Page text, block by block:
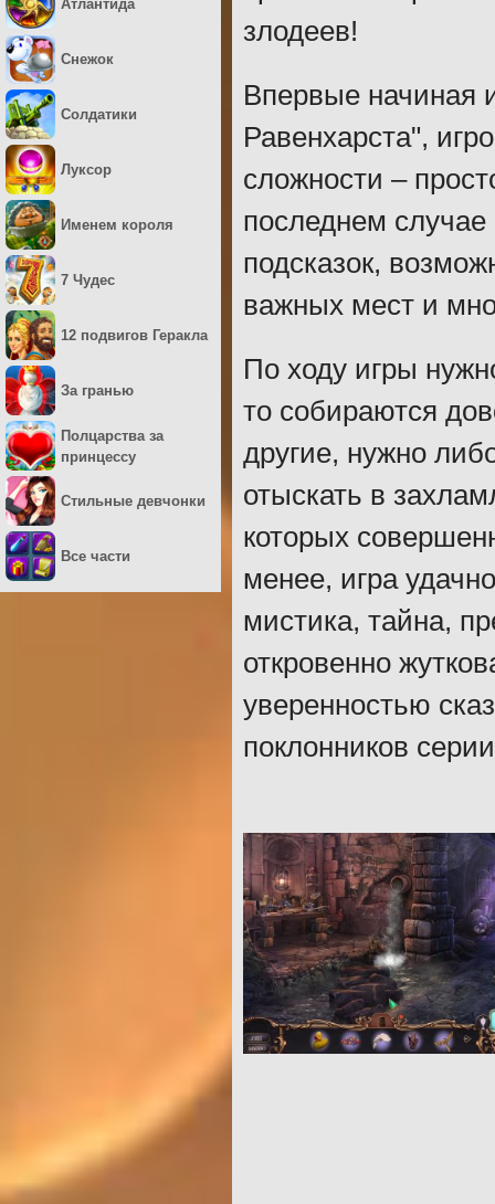
злодеев!
Впервые начиная
Равенхарста",
сложности –
последнем случае
подсказок,
важных мест и
По ходу игры
то собираются
другие, нужно
отыскать в
которых
менее, игра
мистика, тайна,
откровенно
уверенностью
поклонников
Атлантида
Снежок
Солдатики
Луксор
Именем короля
7 Чудес
12 подвигов Геракла
За гранью
Полцарства за
принцессу
Стильные девчонки
Все части